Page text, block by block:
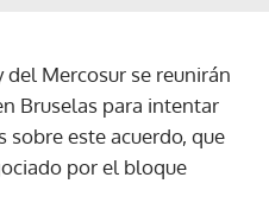
del Mercosur se reunirán
Bruselas para intentar
sobre este acuerdo, que
por el bloque